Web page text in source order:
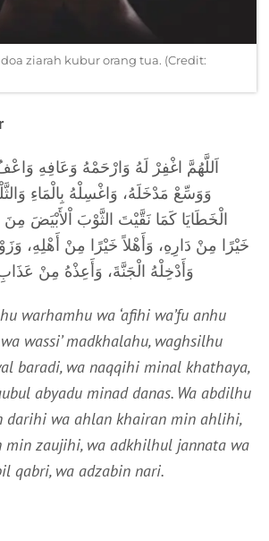
ziarah kubur orang tua. (Credit:
اَللَّهُمَّ اغْفِرْ لَهُ وَارْحَمْهُ وَعَافِهِ
وَوَسِّعْ مَدْخَلَهُ، وَاغْسِلْهُ بِالْمَاءِ
الْخَطَايَا كَمَا نَقَّيْتَ الثَّوْبَ اْلأَبْيَضَ مِنَ
خَيْرًا مِنْ دَارِهِ، وَأَهْلاً خَيْرًا مِنْ أَهْلِهِ،
وَأَدْخِلْهُ الْجَنَّةَ، وَأَعِذْهُ مِنْ عَذَابِ
warhamhu wa ‘afihi wa’fu anhu
wassi’ madkhalahu, waghsilhu
baradi, wa naqqihi minal khathaya,
abyadu minad danas. Wa abdilhu
darihi wa ahlan khairan min ahlihi,
min zaujihi, wa adkhilhul jannata wa
qabri, wa adzabin nari.